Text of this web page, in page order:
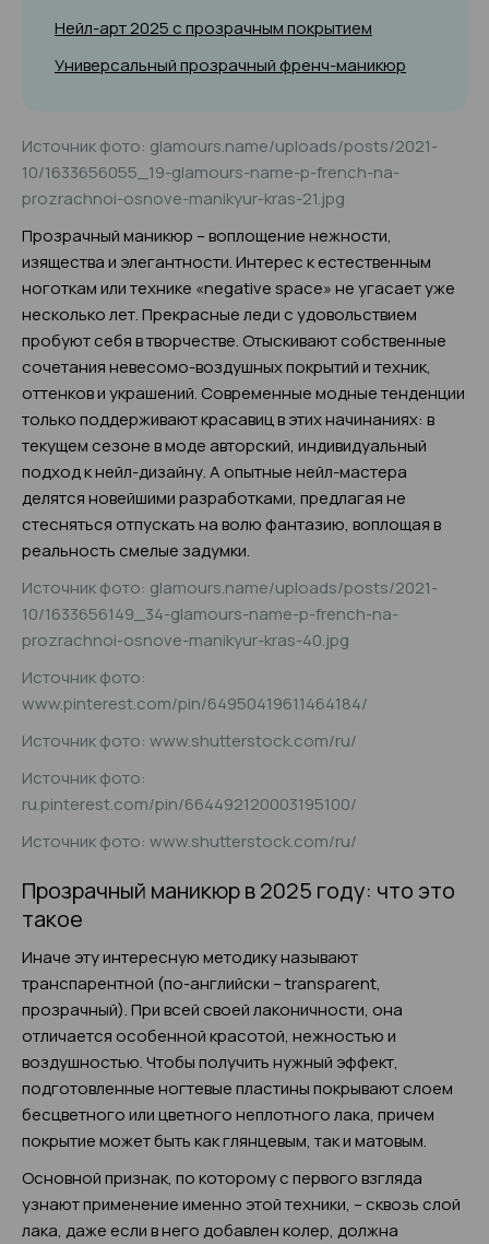
Нейл-арт 2025 с прозрачным покрытием
Универсальный прозрачный френч-маникюр
Источник фото: glamours.name/uploads/posts/2021-
10/1633656055_19-glamours-name-p-french-na-
prozrachnoi-osnove-manikyur-kras-21.jpg
Прозрачный маникюр – воплощение нежности,
изящества и элегантности. Интерес к естественным
ноготкам или технике «negative space» не угасает уже
несколько лет. Прекрасные леди с удовольствием
пробуют себя в творчестве. Отыскивают собственные
сочетания невесомо-воздушных покрытий и техник,
оттенков и украшений. Современные модные тенденции
только поддерживают красавиц в этих начинаниях: в
текущем сезоне в моде авторский, индивидуальный
подход к нейл-дизайну. А опытные нейл-мастера
делятся новейшими разработками, предлагая не
стесняться отпускать на волю фантазию, воплощая в
реальность смелые задумки.
Источник фото: glamours.name/uploads/posts/2021-
10/1633656149_34-glamours-name-p-french-na-
prozrachnoi-osnove-manikyur-kras-40.jpg
Источник фото:
www.pinterest.com/pin/64950419611464184/
Источник фото: www.shutterstock.com/ru/
Источник фото:
ru.pinterest.com/pin/664492120003195100/
Источник фото: www.shutterstock.com/ru/
Прозрачный маникюр в 2025 году: что это
такое
Иначе эту интересную методику называют
транспарентной (по-английски – transparent,
прозрачный). При всей своей лаконичности, она
отличается особенной красотой, нежностью и
воздушностью. Чтобы получить нужный эффект,
подготовленные ногтевые пластины покрывают слоем
бесцветного или цветного неплотного лака, причем
покрытие может быть как глянцевым, так и матовым.
Основной признак, по которому с первого взгляда
узнают применение именно этой техники, – сквозь слой
лака, даже если в него добавлен колер, должна